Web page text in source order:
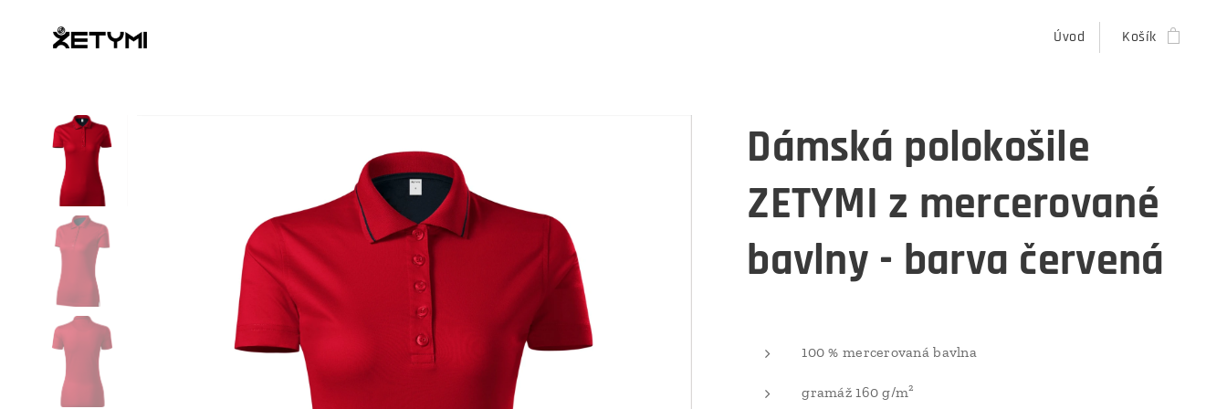
Úvod Košík
Dámská polokošile
ZETYMI z mercerované
bavlny - barva červená
100 % mercerovaná bavlna
gramáž 160 g/m²